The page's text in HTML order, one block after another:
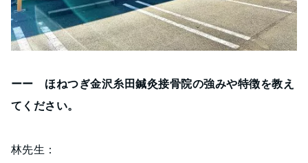
ーー ほねつぎ金沢糸田鍼灸接骨院の強みや特徴を教え
てください。
林先生：